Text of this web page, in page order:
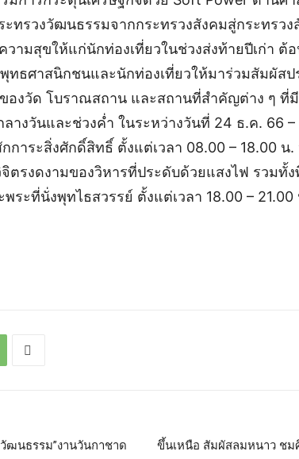
ทรวงวัฒนธรรมจากกระทรวงสังคมสู่กระทรวง
วามสุขให้แก่นักท่องเที่ยวในช่วงส่งท้ายปีเก่า ต้
ทธศาสนิกชนและนักท่องเที่ยวให้มาร่วมสัมผัส
องวัด โบราณสถาน และสถานที่สำคัญต่าง ๆ ที่
ลางวันและช่วงค่ำ ในระหว่างวันที่ 24 ธ.ค. 66
การะสิ่งศักดิ์สิทธิ์ ตั้งแต่เวลา 08.00 – 18.00 น
ตรงดงามของวิหารที่ประดับด้วยแสงไฟ รวม
ระที่นั่งพุทไธสวรรย์ ตั้งแต่เวลา 18.00 –
ฒนธรรม”งานวันกาชาด
ขึ้นเหนือ สัมผัสลมหนาว ช